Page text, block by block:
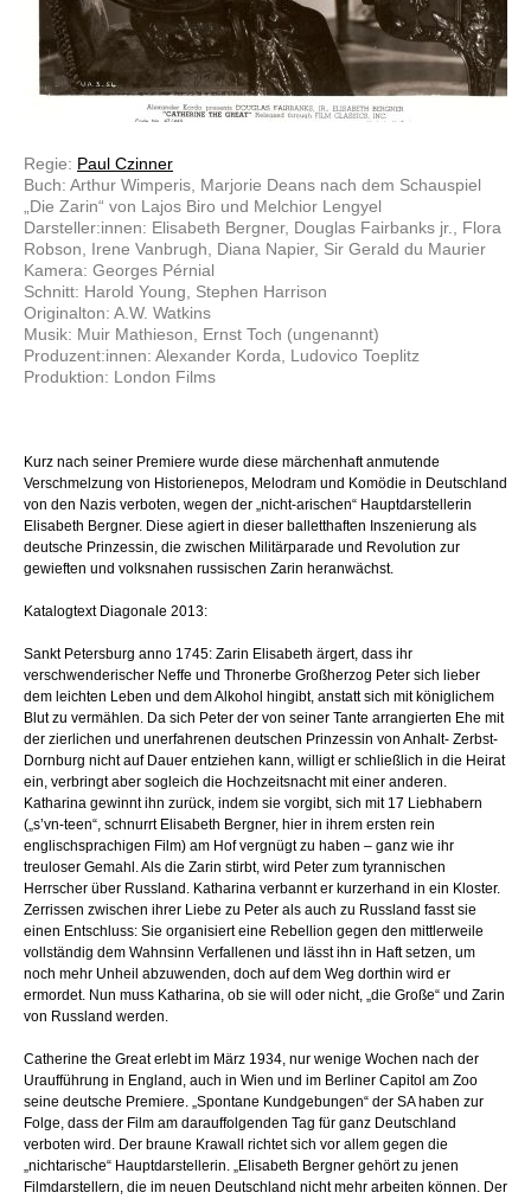
Regie: Paul Czinner
Buch: Arthur Wimperis, Marjorie Deans nach dem Schauspiel
„Die Zarin“ von Lajos Biro und Melchior Lengyel
Darsteller:innen: Elisabeth Bergner, Douglas Fairbanks jr., Flora
Robson, Irene Vanbrugh, Diana Napier, Sir Gerald du Maurier
Kamera: Georges Pérnial
Schnitt: Harold Young, Stephen Harrison
Originalton: A.W. Watkins
Musik: Muir Mathieson, Ernst Toch (ungenannt)
Produzent:innen: Alexander Korda, Ludovico Toeplitz
Produktion: London Films
Kurz nach seiner Premiere wurde diese märchenhaft anmutende
Verschmelzung von Historienepos, Melodram und Komödie in Deutschland
von den Nazis verboten, wegen der „nicht-arischen“ Hauptdarstellerin
Elisabeth Bergner. Diese agiert in dieser balletthaften Inszenierung als
deutsche Prinzessin, die zwischen Militärparade und Revolution zur
gewieften und volksnahen russischen Zarin heranwächst.
Katalogtext Diagonale 2013:
Sankt Petersburg anno 1745: Zarin Elisabeth ärgert, dass ihr
verschwenderischer Neffe und Thronerbe Großherzog Peter sich lieber
dem leichten Leben und dem Alkohol hingibt, anstatt sich mit königlichem
Blut zu vermählen. Da sich Peter der von seiner Tante arrangierten Ehe mit
der zierlichen und unerfahrenen deutschen Prinzessin von Anhalt- Zerbst-
Dornburg nicht auf Dauer entziehen kann, willigt er schließlich in die Heirat
ein, verbringt aber sogleich die Hochzeitsnacht mit einer anderen.
Katharina gewinnt ihn zurück, indem sie vorgibt, sich mit 17 Liebhabern
(„s’vn-teen“, schnurrt Elisabeth Bergner, hier in ihrem ersten rein
englischsprachigen Film) am Hof vergnügt zu haben – ganz wie ihr
treuloser Gemahl. Als die Zarin stirbt, wird Peter zum tyrannischen
Herrscher über Russland. Katharina verbannt er kurzerhand in ein Kloster.
Zerrissen zwischen ihrer Liebe zu Peter als auch zu Russland fasst sie
einen Entschluss: Sie organisiert eine Rebellion gegen den mittlerweile
vollständig dem Wahnsinn Verfallenen und lässt ihn in Haft setzen, um
noch mehr Unheil abzuwenden, doch auf dem Weg dorthin wird er
ermordet. Nun muss Katharina, ob sie will oder nicht, „die Große“ und Zarin
von Russland werden.
Catherine the Great erlebt im März 1934, nur wenige Wochen nach der
Uraufführung in England, auch in Wien und im Berliner Capitol am Zoo
seine deutsche Premiere. „Spontane Kundgebungen“ der SA haben zur
Folge, dass der Film am darauffolgenden Tag für ganz Deutschland
verboten wird. Der braune Krawall richtet sich vor allem gegen die
„nichtarische“ Hauptdarstellerin. „Elisabeth Bergner gehört zu jenen
Filmdarstellern, die im neuen Deutschland nicht mehr arbeiten können. Der